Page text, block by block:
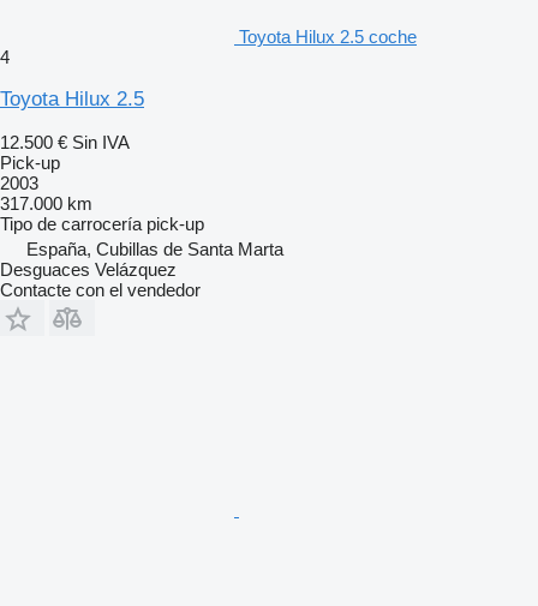
Toyota Hilux 2.5 coche
4
Toyota Hilux 2.5
12.500 € Sin IVA
Pick-up
2003
317.000 km
Tipo de carrocería pick-up
España, Cubillas de Santa Marta
Desguaces Velázquez
Contacte con el vendedor